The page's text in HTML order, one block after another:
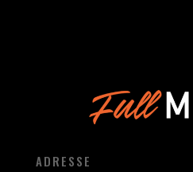
ADRESSE